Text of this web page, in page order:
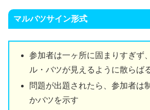
マルバツサイン形式
参加者は一ヶ所に固まりすぎず
ル・バツが見えるように散らば
問題が出題されたら、参加者は
かバツを示す